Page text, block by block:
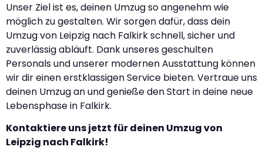
Unser Ziel ist es, deinen Umzug so angenehm wie
möglich zu gestalten. Wir sorgen dafür, dass dein
Umzug von Leipzig nach Falkirk schnell, sicher und
zuverlässig abläuft. Dank unseres geschulten
Personals und unserer modernen Ausstattung können
wir dir einen erstklassigen Service bieten. Vertraue uns
deinen Umzug an und genieße den Start in deine neue
Lebensphase in Falkirk.
Kontaktiere uns jetzt für deinen Umzug von
Leipzig nach Falkirk!